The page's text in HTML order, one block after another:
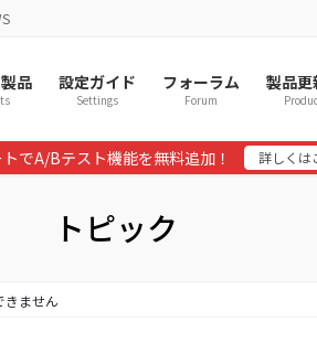
品 設定ガイド
Settings
フォーラム
Forum
製品更
でA/Bテスト機能を無料追加！ 詳しくは
トピック
きません